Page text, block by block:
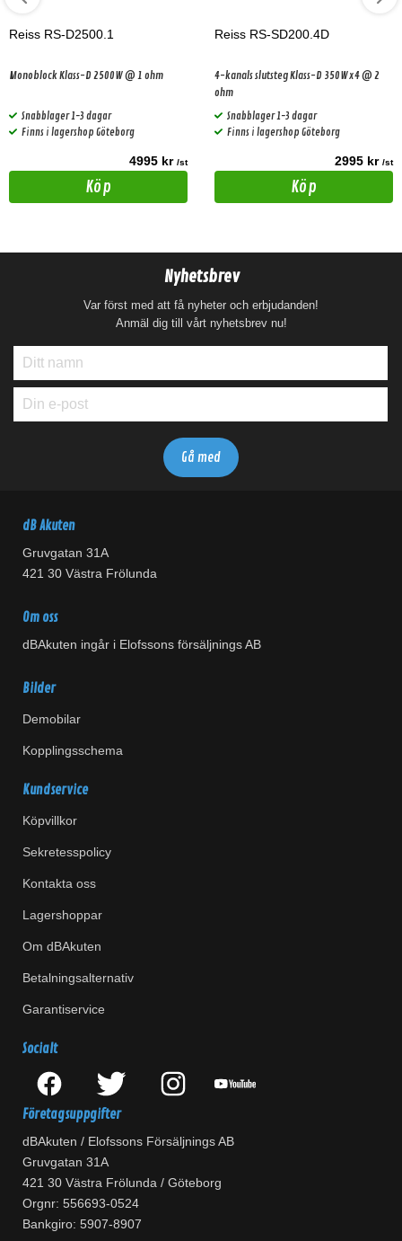
Reiss RS-D2500.1
Monoblock Klass-D 2500W @ 1 ohm
Snabblager 1-3 dagar
Finns i lagershop Göteborg
4995 kr /st
Köp
Reiss RS-SD200.4D
4-kanals slutsteg Klass-D 350Wx4 @ 2
ohm
Snabblager 1-3 dagar
Finns i lagershop Göteborg
2995 kr /st
Köp
Nyhetsbrev
Var först med att få nyheter och erbjudanden!
Anmäl dig till vårt nyhetsbrev nu!
dB Akuten
Gruvgatan 31A
421 30 Västra Frölunda
Om oss
dBAkuten ingår i Elofssons försäljnings AB
Bilder
Demobilar
Kopplingsschema
Kundservice
Köpvillkor
Sekretesspolicy
Kontakta oss
Lagershoppar
Om dBAkuten
Betalningsalternativ
Garantiservice
Socialt
Företagsuppgifter
dBAkuten / Elofssons Försäljnings AB
Gruvgatan 31A
421 30 Västra Frölunda / Göteborg
Orgnr: 556693-0524
Bankgiro: 5907-8907